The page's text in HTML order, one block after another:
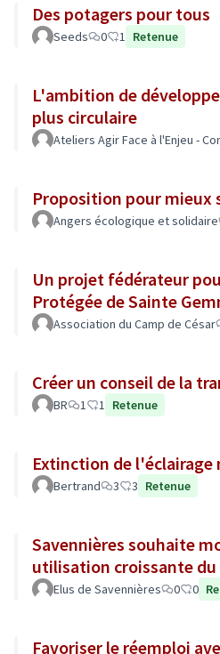
Des potagers pour tous
Seeds 0 1 Retenue
L'ambition de
plus circulaire
Ateliers Agir Face à l'Enjeu -
Proposition pour mieux
Angers écologique et solidaire
Un projet fédérateur
Protégée de Sainte
Association du Camp de César
Créer un conseil de la
BR 1 1 Retenue
Extinction de l'éclairage
Bertrand 3 3 Retenue
Savennières souhaite
utilisation croissante du
Elus de Savennières 0 0
Favoriser le réemploi